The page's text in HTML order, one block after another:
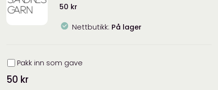
50 kr
Nettbutikk: På lager
Innpakning
Pakk inn som gave
50 kr